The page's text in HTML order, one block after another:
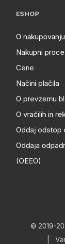
ESHOP
O nakupovanju
Nakupni
Cene
Načini plačila
O prevzemu
O vračilih in
Oddaj odstop
Oddaja
(OEEO)
© 2019-